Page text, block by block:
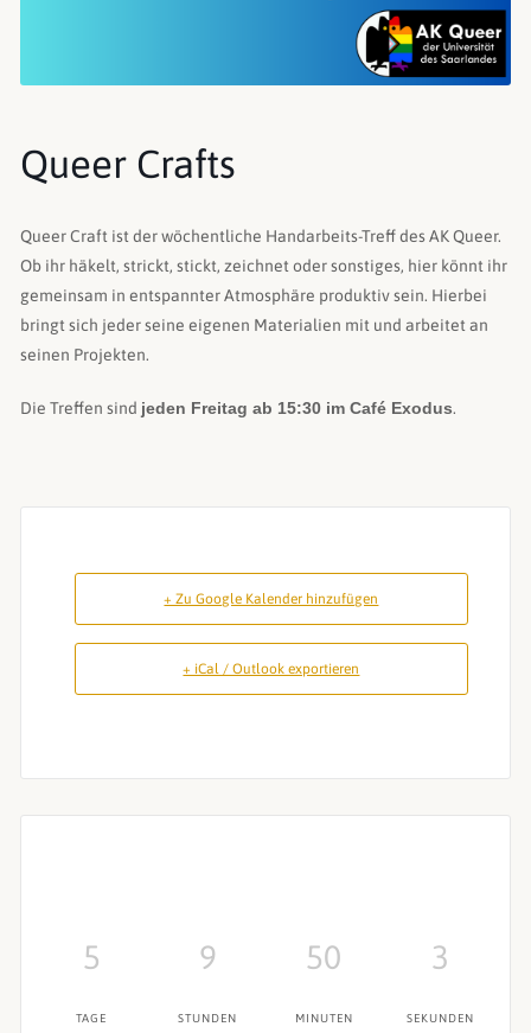
Queer Crafts
Queer Craft ist der wöchentliche Handarbeits-Treff des AK Queer.
Ob ihr häkelt, strickt, stickt, zeichnet oder sonstiges, hier könnt ihr
gemeinsam in entspannter Atmosphäre produktiv sein. Hierbei
bringt sich jeder seine eigenen Materialien mit und arbeitet an
seinen Projekten.
Die Treffen sind jeden Freitag ab 15:30 im Café Exodus.
+ Zu Google Kalender hinzufügen
+ iCal / Outlook exportieren
5
TAGE
9
STUNDEN
50
MINUTEN
2
SEKUNDEN